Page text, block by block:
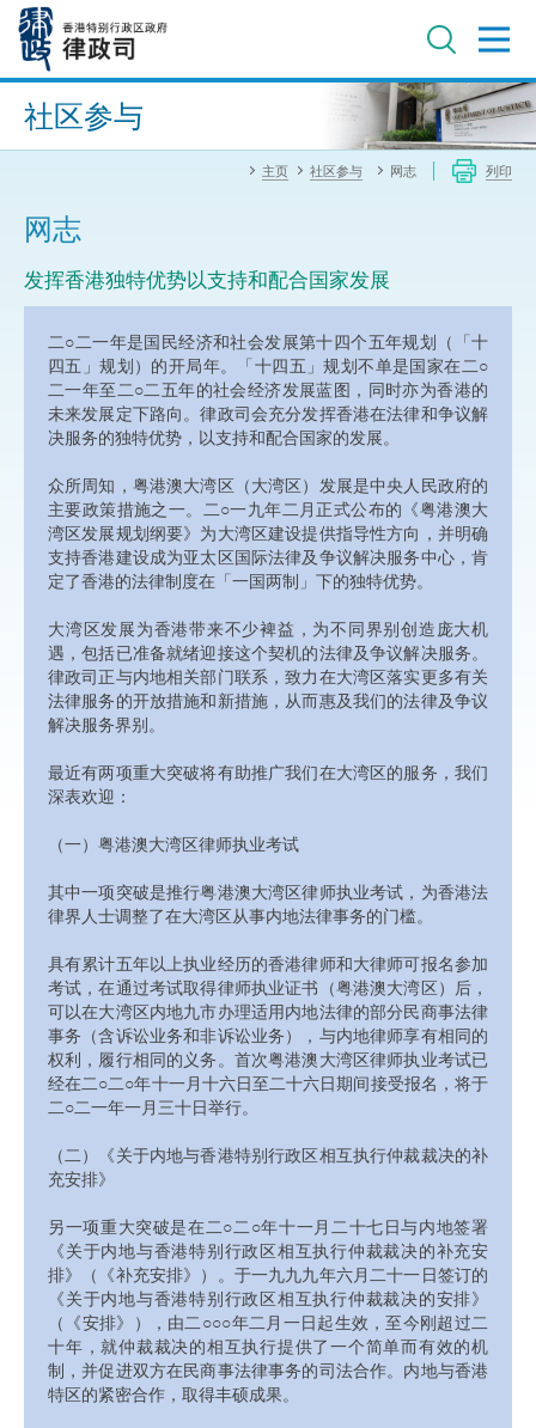
内
进阶搜寻
社区参与
主页 社区参与 网志 列印
网志
发挥香港独特优势以支持和配合国家发展
二○二一年是国民经济和社会发展第十四个五年规划（「十
四五」规划）的开局年。「十四五」规划不单是国家在二○
二一年至二○二五年的社会经济发展蓝图，同时亦为香港的
未来发展定下路向。律政司会充分发挥香港在法律和争议解
决服务的独特优势，以支持和配合国家的发展。
众所周知，粤港澳大湾区（大湾区）发展是中央人民政府的
主要政策措施之一。二○一九年二月正式公布的《粤港澳大
湾区发展规划纲要》为大湾区建设提供指导性方向，并明确
支持香港建设成为亚太区国际法律及争议解决服务中心，肯
定了香港的法律制度在「一国两制」下的独特优势。
大湾区发展为香港带来不少裨益，为不同界别创造庞大机
遇，包括已准备就绪迎接这个契机的法律及争议解决服务。
律政司正与内地相关部门联系，致力在大湾区落实更多有关
法律服务的开放措施和新措施，从而惠及我们的法律及争议
解决服务界别。
最近有两项重大突破将有助推广我们在大湾区的服务，我们
深表欢迎：
（一）粤港澳大湾区律师执业考试
其中一项突破是推行粤港澳大湾区律师执业考试，为香港法
律界人士调整了在大湾区从事内地法律事务的门槛。
具有累计五年以上执业经历的香港律师和大律师可报名参加
考试，在通过考试取得律师执业证书（粤港澳大湾区）后，
可以在大湾区内地九市办理适用内地法律的部分民商事法律
事务（含诉讼业务和非诉讼业务），与内地律师享有相同的
权利，履行相同的义务。首次粤港澳大湾区律师执业考试已
经在二○二○年十一月十六日至二十六日期间接受报名，将于
二○二一年一月三十日举行。
（二）《关于内地与香港特别行政区相互执行仲裁裁决的补
充安排》
另一项重大突破是在二○二○年十一月二十七日与内地签署
《关于内地与香港特别行政区相互执行仲裁裁决的补充安
排》（《补充安排》）。于一九九九年六月二十一日签订的
《关于内地与香港特别行政区相互执行仲裁裁决的安排》
（《安排》），由二○○○年二月一日起生效，至今刚超过二
十年，就仲裁裁决的相互执行提供了一个简单而有效的机
制，并促进双方在民商事法律事务的司法合作。内地与香港
特区的紧密合作，取得丰硕成果。